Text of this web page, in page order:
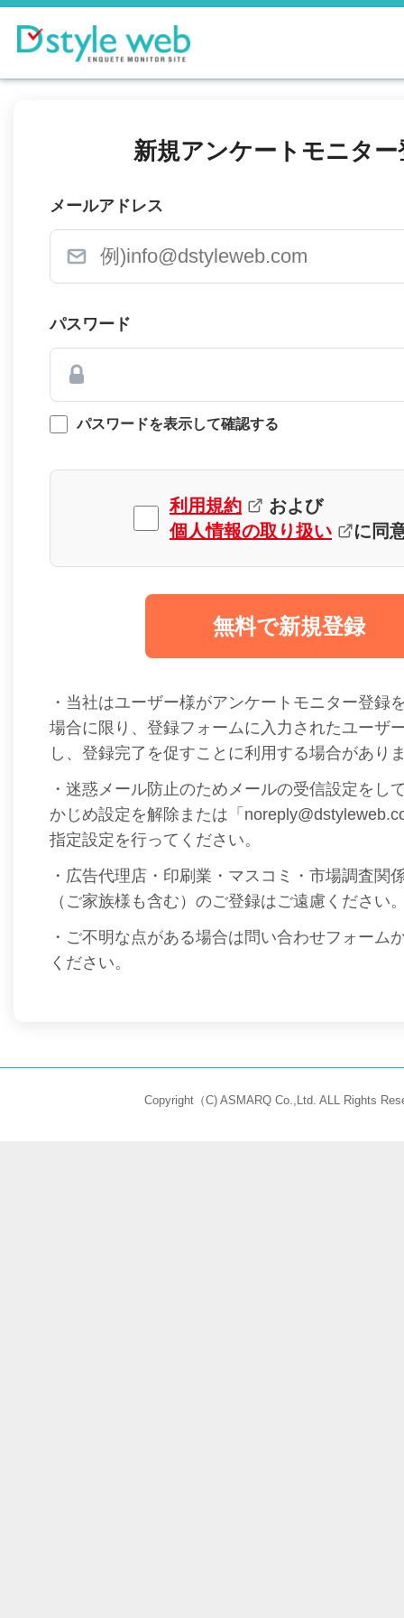
新規アンケートモニター
メールアドレス
パスワード
パスワードを表示して確認する
利用規約
および
個人情報の取り扱い
に同
無料で新規登録
・当社はユーザー様がアンケートモニター登録
場合に限り、登録フォームに入力されたユーザ
し、登録完了を促すことに利用する場合があり
・迷惑メール防止のためメールの受信設定をし
かじめ設定を解除または「
指定設定を行ってください。
・広告代理店・印刷業・マスコミ・市場調査関
（ご家族様も含む）のご登録はご遠慮ください
・ご不明な点がある場合は問い合わせフォーム
ください。
Copyright（C) ASMARQ Co.,Ltd. ALL Rights